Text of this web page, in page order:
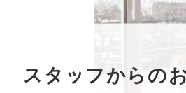
スタッフからの